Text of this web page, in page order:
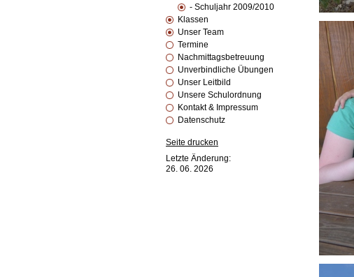
- Schuljahr 2009/2010
Klassen
Unser Team
Termine
Nachmittagsbetreuung
Unverbindliche Übungen
Unser Leitbild
Unsere Schulordnung
Kontakt & Impressum
Datenschutz
Seite drucken
Letzte Änderung:
26. 06. 2026